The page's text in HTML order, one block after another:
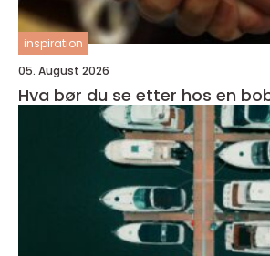
inspiration
05. August 2026
Hva bør du se etter hos en